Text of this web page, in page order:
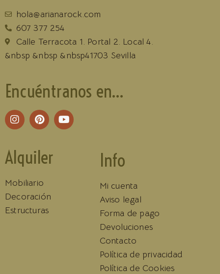
hola@arianarock.com
607 377 254
Calle Terracota 1. Portal 2. Local 4.
&nbsp &nbsp &nbsp41703 Sevilla
Encuéntranos en...
Alquiler
Mobiliario
Decoración
Estructuras
Info
Mi cuenta
Aviso legal
Forma de pago
Devoluciones
Contacto
Política de privacidad
Política de Cookies